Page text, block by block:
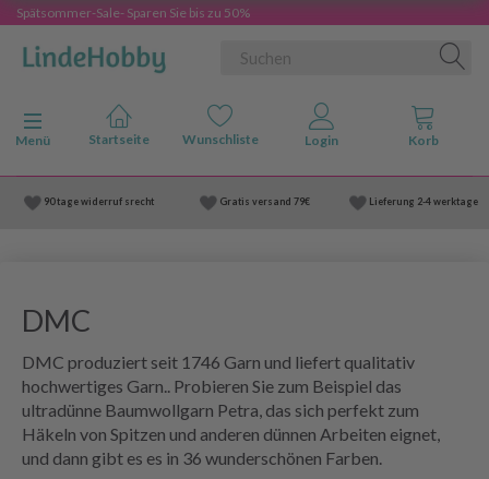
Spätsommer-Sale- Sparen Sie bis zu 50%
Anzeige ändern
Menü
90 tage widerruf srecht Gratis versand 79€ Lieferung 2-4 werktage
DMC
DMC produziert seit 1746 Garn und liefert qualitativ
hochwertiges Garn.. Probieren Sie zum Beispiel das
ultradünne Baumwollgarn Petra, das sich perfekt zum
Häkeln von Spitzen und anderen dünnen Arbeiten eignet,
und dann gibt es es in 36 wunderschönen Farben.